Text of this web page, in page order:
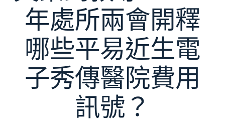
年處所兩會開釋
哪些平易近生電
子秀傳醫院費用
訊號？